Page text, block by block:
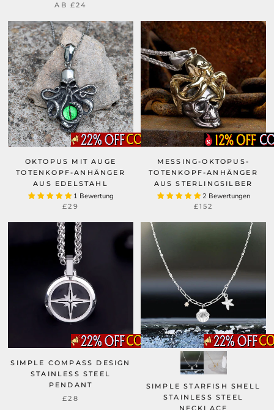
AB £24
OKTOPUS MIT AUGE
TOTENKOPF-ANHÄNGER
AUS EDELSTAHL
1 Bewertung
£29
MESSING-OKTOPUS-
TOTENKOPF-ANHÄNGER
AUS STERLINGSILBER
2 Bewertungen
£152
SIMPLE COMPASS DESIGN
STAINLESS STEEL
PENDANT
£28
SIMPLE STARFISH SHELL
STAINLESS STEEL
NECKLACE